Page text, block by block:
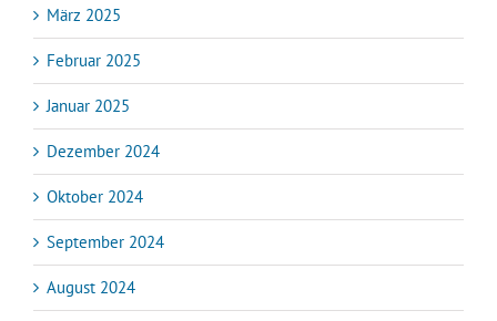
März 2025
Februar 2025
Januar 2025
Dezember 2024
Oktober 2024
September 2024
August 2024